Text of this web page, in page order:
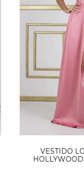
VESTIDO